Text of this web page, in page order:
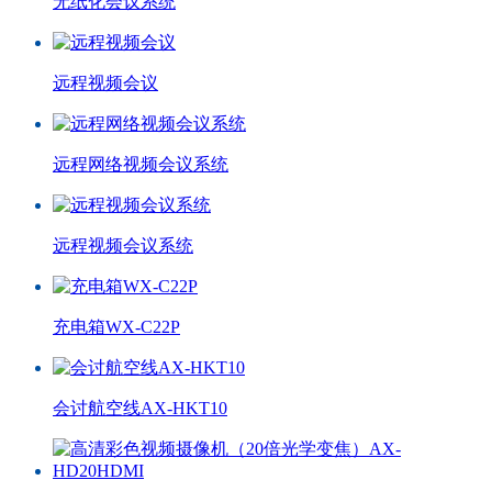
远程视频会议
远程网络视频会议系统
远程视频会议系统
充电箱WX-C22P
会讨航空线AX-HKT10